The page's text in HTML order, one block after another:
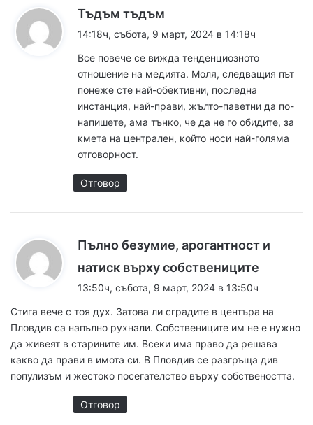
Тъдъм тъдъм
а
а
14:18ч, събота, 9 март, 2024 в 14:18ч
Все повече се вижда тенденциозното
отношение на медията. Моля, следващия път
понеже сте най-обективни, последна
инстанция, най-прави, жълто-паветни да по-
напишете, ама тънко, че да не го обидите, за
кмета на централен, който носи най-голяма
отговорност.
Отговор
Пълно безумие, арогантност и
натиск върху собствениците
а
13:50ч, събота, 9 март, 2024 в 13:50ч
Стига вече с тоя дух. Затова ли сградите в центъра на
Пловдив са напълно рухнали. Собствениците им не е нужно
да живеят в старините им. Всеки има право да решава
какво да прави в имота си. В Пловдив се разгръща див
популизъм и жестоко посегателство върху собствеността.
Отговор